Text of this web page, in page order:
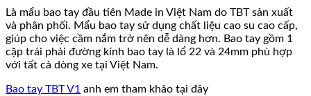
Là mẩu bao tay đầu tiên Made in Việt Nam do TBT sản xuất
và phân phối. Mẩu bao tay sử dụng chất liệu cao su cao cấp,
giúp cho việc cầm nắm trở nên dễ dàng hơn. Bao tay gồm 1
cặp trái phải đường kính bao tay là lổ 22 và 24mm phù hợp
với tất cả dòng xe tại Việt Nam.
Bao tay TBT V1 anh em tham khảo tại đây